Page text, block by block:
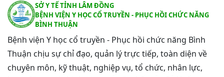
SỞ Y TẾ TỈNH LÂM ĐỒNG
BỆNH VIỆN Y HỌC CỔ TRUYỀN - PHỤC HỒI CHỨC NĂNG
BÌNH THUẬN
Bệnh viện Y học cổ truyền - Phục hồi chức năng Bình
Thuận chịu sự chỉ đạo, quản lý trực tiếp, toàn diện về
chuyên môn, kỹ thuật, nghiệp vụ, tổ chức, nhân lực,